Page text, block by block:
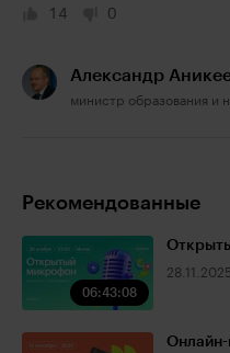
14 0
Александр
министр образования и
Рекомендованные
06:43:08
28.11.2025
Онлайн-